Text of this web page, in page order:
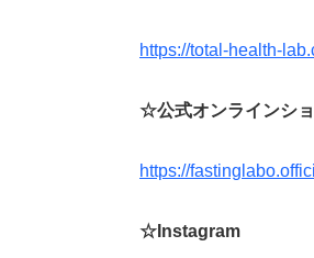
https://total-health-
☆公式オンラインショ
https://
☆Instagram